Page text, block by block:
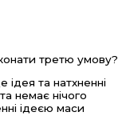
третю умову?
та натхненні
немає нічого
ідеєю маси